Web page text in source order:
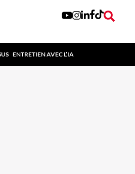
ENTRETIEN AVEC L’IA